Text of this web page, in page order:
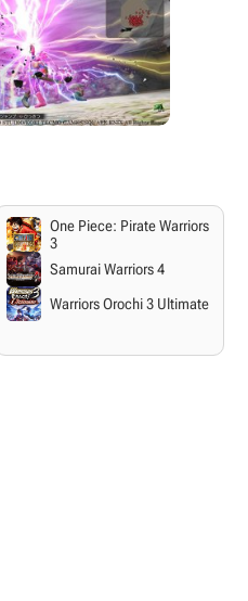
One Piece: Pirate Warriors
3
Samurai Warriors 4
Warriors Orochi 3 Ultimate